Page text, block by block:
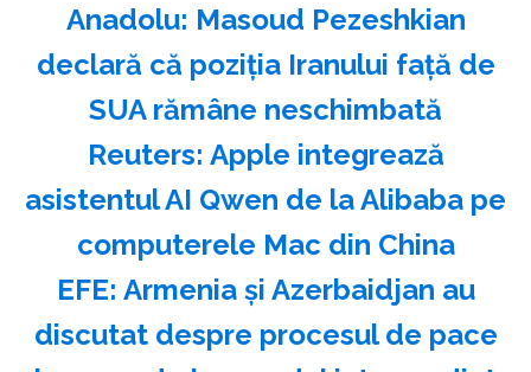
Anadolu: Masoud Pezeshkian
declară că poziţia Iranului faţă de
SUA rămâne neschimbată
Reuters: Apple integrează
asistentul AI Qwen de la Alibaba pe
computerele Mac din China
EFE: Armenia şi Azerbaidjan au
discutat despre procesul de pace